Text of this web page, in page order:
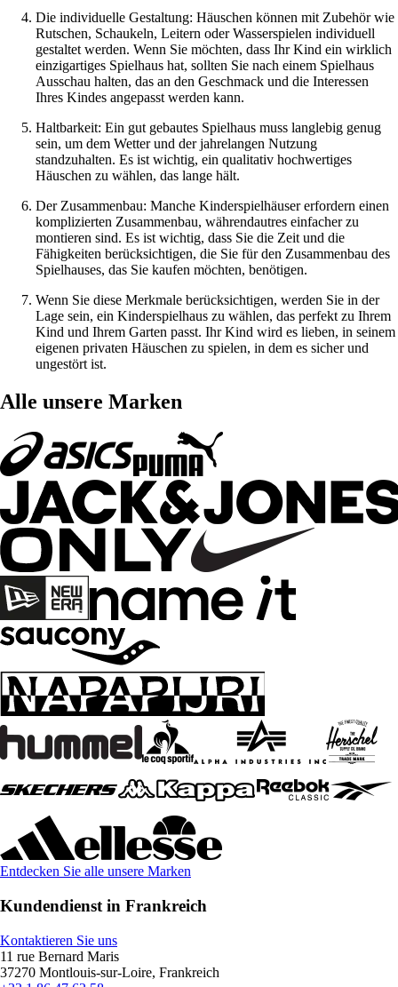
Die individuelle Gestaltung: Häuschen können mit Zubehör wie
Rutschen, Schaukeln, Leitern oder Wasserspielen individuell
gestaltet werden. Wenn Sie möchten, dass Ihr Kind ein wirklich
einzigartiges Spielhaus hat, sollten Sie nach einem Spielhaus
Ausschau halten, das an den Geschmack und die Interessen
Ihres Kindes angepasst werden kann.
Haltbarkeit: Ein gut gebautes Spielhaus muss langlebig genug
sein, um dem Wetter und der jahrelangen Nutzung
standzuhalten. Es ist wichtig, ein qualitativ hochwertiges
Häuschen zu wählen, das lange hält.
Der Zusammenbau: Manche Kinderspielhäuser erfordern einen
komplizierten Zusammenbau, währendautres einfacher zu
montieren sind. Es ist wichtig, dass Sie die Zeit und die
Fähigkeiten berücksichtigen, die Sie für den Zusammenbau des
Spielhauses, das Sie kaufen möchten, benötigen.
Wenn Sie diese Merkmale berücksichtigen, werden Sie in der
Lage sein, ein Kinderspielhaus zu wählen, das perfekt zu Ihrem
Kind und Ihrem Garten passt. Ihr Kind wird es lieben, in seinem
eigenen privaten Häuschen zu spielen, in dem es sicher und
ungestört ist.
Alle unsere Marken
Entdecken Sie alle unsere Marken
Kundendienst in Frankreich
Kontaktieren Sie uns
11 rue Bernard Maris
37270 Montlouis-sur-Loire, Frankreich